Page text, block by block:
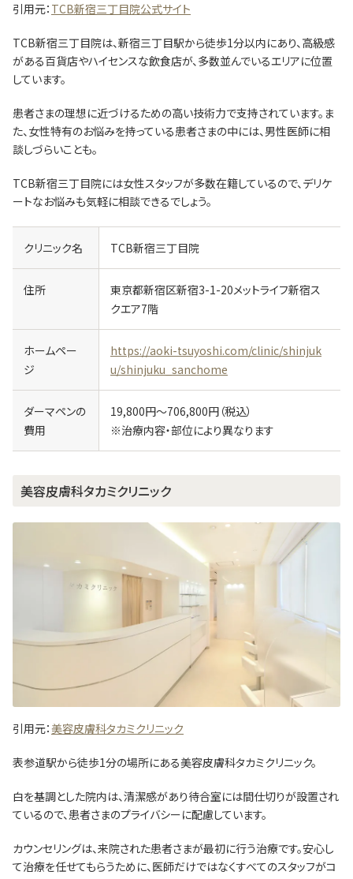
引用元： TCB新宿三丁目院公式サイト
TCB新宿三丁目院は、新宿三丁目駅から徒歩1分以内にあり、高級感
がある百貨店やハイセンスな飲食店が、多数並んでいるエリアに位置
しています。
患者さまの理想に近づけるための高い技術力で支持されています。ま
た、女性特有のお悩みを持っている患者さまの中には、男性医師に相
談しづらいことも。
TCB新宿三丁目院には女性スタッフが多数在籍しているので、デリケ
ートなお悩みも気軽に相談できるでしょう。
クリニック名 TCB新宿三丁目院
住所
東京都新宿区新宿3-1-20メットライフ新宿ス
クエア7階
ホームペー
ジ
https://aoki-tsuyoshi.com/clinic/shinjuk
u/shinjuku_sanchome
ダーマペンの
費用
19,800円～706,800円（税込）
※治療内容・部位により異なります
美容皮膚科タカミクリニック
引用元：美容皮膚科タカミクリニック
表参道駅から徒歩1分の場所にある美容皮膚科タカミクリニック。
白を基調とした院内は、清潔感があり待合室には間仕切りが設置され
ているので、患者さまのプライバシーに配慮しています。
カウンセリングは、来院された患者さまが最初に行う治療です。安心し
て治療を任せてもらうために、医師だけではなくすべてのスタッフがコ